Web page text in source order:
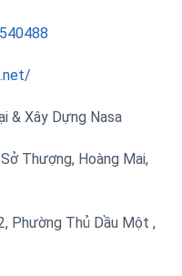
& Xây Dựng Nasa
Thượng, Hoàng Mai,
Phường Thủ Dầu Một ,